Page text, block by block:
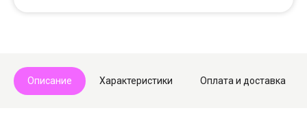
Описание Характеристики Оплата и доставка